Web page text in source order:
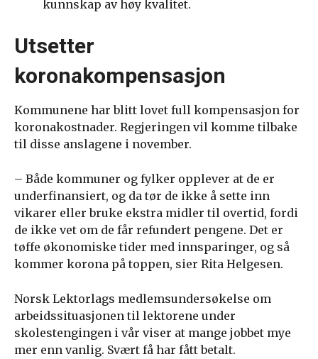
kunnskap av høy kvalitet.
Utsetter
koronakompensasjon
Kommunene har blitt lovet full kompensasjon for
koronakostnader. Regjeringen vil komme tilbake
til disse anslagene i november.
– Både kommuner og fylker opplever at de er
underfinansiert, og da tør de ikke å sette inn
vikarer eller bruke ekstra midler til overtid, fordi
de ikke vet om de får refundert pengene. Det er
tøffe økonomiske tider med innsparinger, og så
kommer korona på toppen, sier Rita Helgesen.
Norsk Lektorlags medlemsundersøkelse om
arbeidssituasjonen til lektorene under
skolestengingen i vår viser at mange jobbet mye
mer enn vanlig. Svært få har fått betalt.